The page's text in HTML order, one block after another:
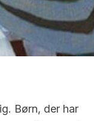
Børn, der har